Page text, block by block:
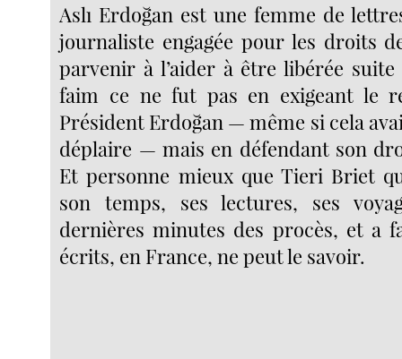
Aslı Erdoğan est une femme de
journaliste engagée pour les droits
parvenir à l’aider à être libérée
faim ce ne fut pas en exigeant le
Président Erdoğan — même si cela
déplaire — mais en défendant son
Et personne mieux que Tieri Briet
son temps, ses lectures, ses
dernières minutes des procès, et a
écrits, en France, ne peut le savoir.